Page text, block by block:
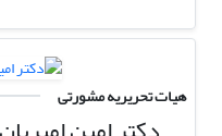
هیات تحریریه مشورتی